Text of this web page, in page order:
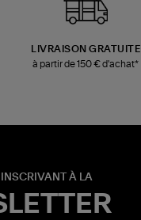
LIVRAISON GRATUITE
à partir de 150 € d'achat*
À LA